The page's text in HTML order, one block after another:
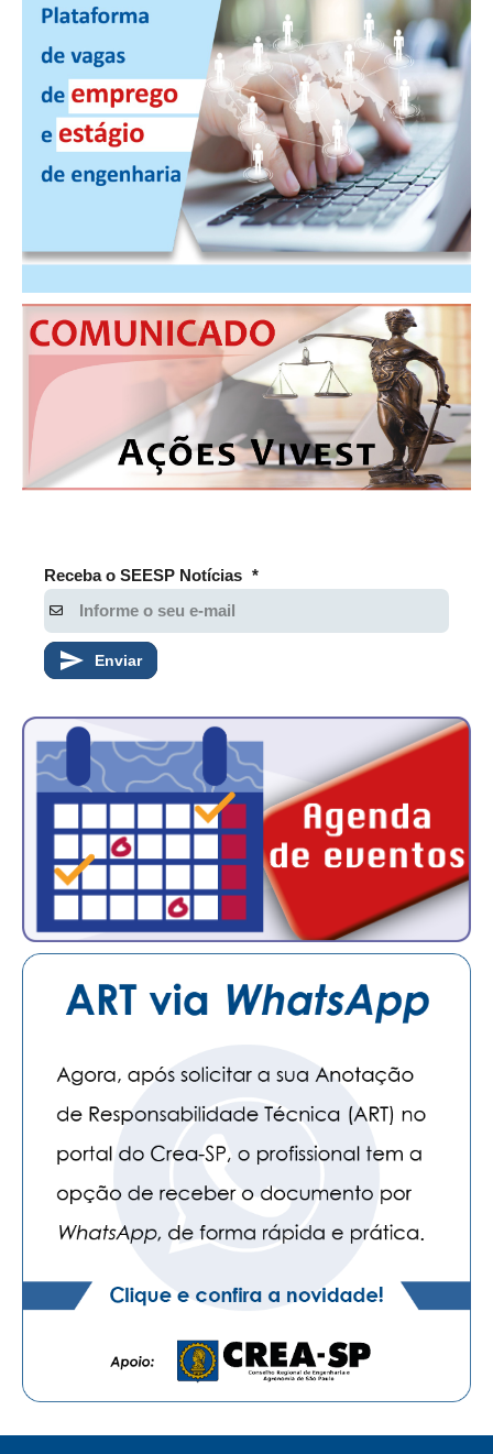
CONTATO
CURSOS
ENGENHEIRO EMPREENDEDOR
SEESP EDUCAÇÃO
PLATAFORMAS GRATUITAS
CONVÊNIOS
PLANO DE SAÚDE
CONSÓRCIOS
PALAVRA DO MURILO
NOTÍCIAS
JORNAL DO ENGENHEIRO
AGENDA
SEESP NOTÍCIAS
NOTÍCIAS NO WHATSAPP
FOTOS
PUBLICIDADE
CONTATO
CADASTRO
ASSOCIE-SE
ATUALIZAÇÃO CADASTRAL
Receba o SEESP Notícias *
Enviar